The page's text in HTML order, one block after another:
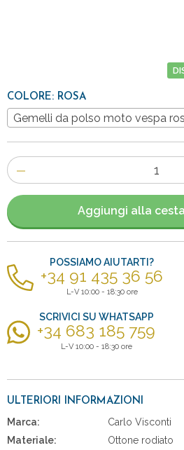
COLORE: ROSA
Gemelli da polso moto vespa
Numero
di
articoli
Aggiungi alla cesta
POSSIAMO AIUTARTI?
+34 91 435 36 56
L-V 10:00 - 18:30 ore
SCRIVICI SU WHATSAPP
+34 683 185 759
L-V 10:00 - 18:30 ore
ULTERIORI INFORMAZIONI
Marca:
Carlo Visconti
Materiale:
Ottone rodiato